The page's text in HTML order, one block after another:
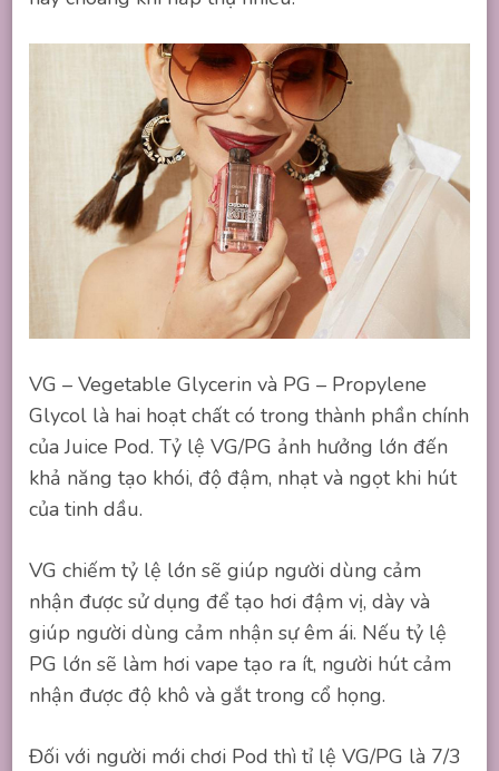
VG – Vegetable Glycerin và PG – Propylene
Glycol là hai hoạt chất có trong thành phần chính
của Juice Pod. Tỷ lệ VG/PG ảnh hưởng lớn đến
khả năng tạo khói, độ đậm, nhạt và ngọt khi hút
của tinh dầu.
VG chiếm tỷ lệ lớn sẽ giúp người dùng cảm
nhận được sử dụng để tạo hơi đậm vị, dày và
giúp người dùng cảm nhận sự êm ái. Nếu tỷ lệ
PG lớn sẽ làm hơi vape tạo ra ít, người hút cảm
nhận được độ khô và gắt trong cổ họng.
Đối với người mới chơi Pod thì tỉ lệ VG/PG là 7/3